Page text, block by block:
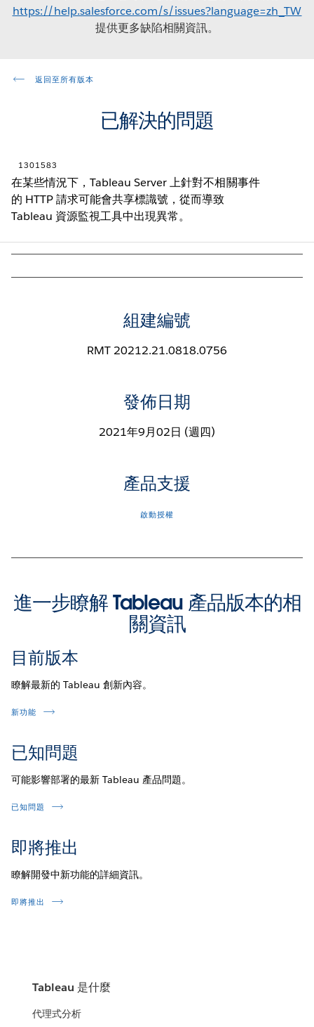
https://help.salesforce.com/s/issues?language=zh_TW
提供更多缺陷相關資訊。
返回至所有版本
已解決的問題
1301583
在某些情況下，Tableau Server 上針對不相關事件
的 HTTP 請求可能會共享標識號，從而導致
Tableau 資源監視工具中出現異常。
組建編號
RMT 20212.21.0818.0756
發佈日期
2021年9月02日 (週四)
產品支援
啟動授權
進一步瞭解 Tableau 產品版本的相
關資訊
目前版本
瞭解最新的 Tableau 創新內容。
新功能
已知問題
可能影響部署的最新 Tableau 產品問題。
已知問題
即將推出
瞭解開發中新功能的詳細資訊。
即將推出
Tableau 是什麼
代理式分析